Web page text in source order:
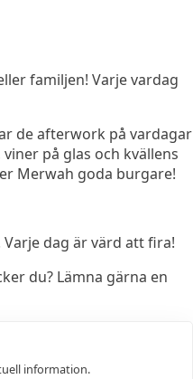
familjen! Varje vardag
de afterwork på vardagar
på glas och kvällens
Merwah goda burgare!
dag är värd att fira!
du? Lämna gärna en
information.